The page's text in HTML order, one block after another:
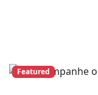
Featured